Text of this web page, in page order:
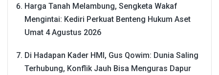
Harga Tanah Melambung, Sengketa Wakaf
Mengintai: Kediri Perkuat Benteng Hukum Aset
Umat 4 Agustus 2026
Di Hadapan Kader HMI, Gus Qowim: Dunia Saling
Terhubung, Konflik Jauh Bisa Menguras Dapur